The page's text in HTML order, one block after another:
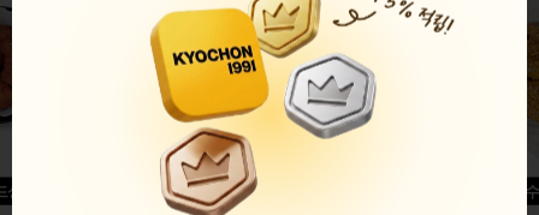
글윙
반반순살[레드+허니]
허니옥